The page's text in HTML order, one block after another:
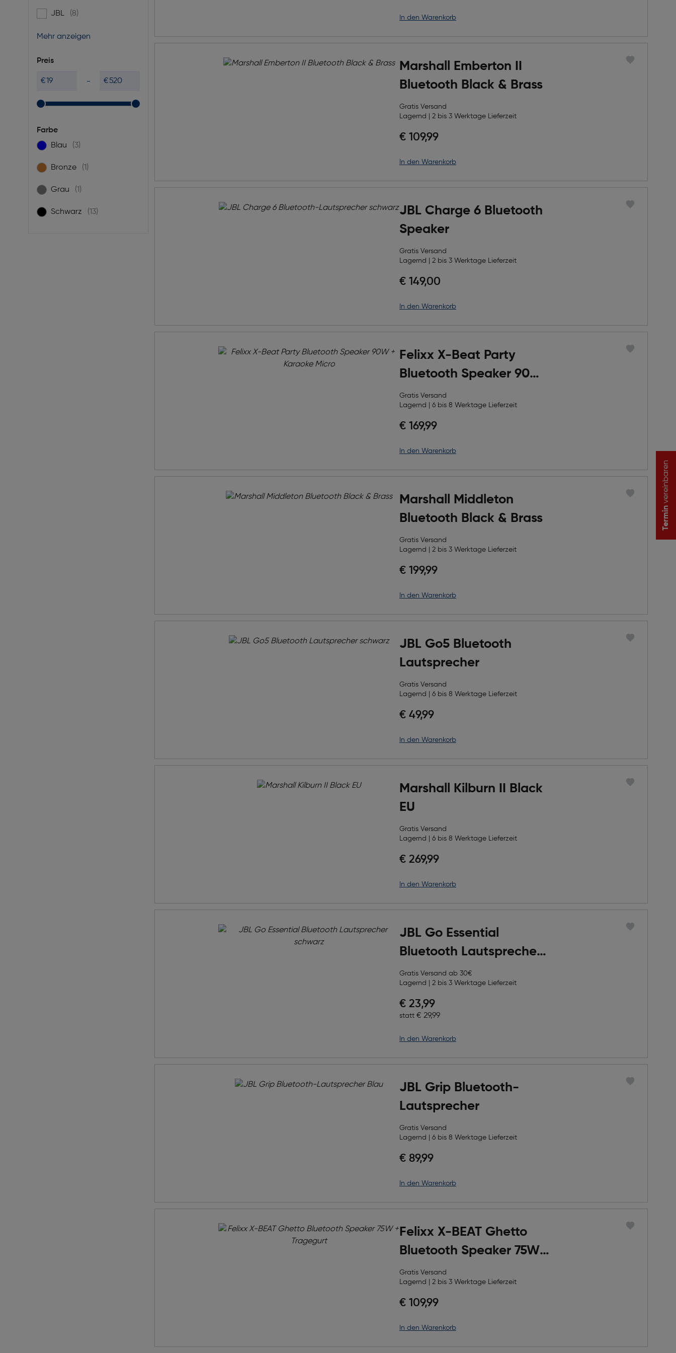
JBL (8)
Filtern nach Marke: JBL
Mehr anzeigen
Preis
€ €
Farbe
Blau
(3)
Filtern nach Farbe: Blau
Bronze (1)
Filtern nach Farbe: Bronze
Grau (1)
Filtern nach Farbe: Grau
Schwarz (13)
Filtern nach Farbe: Schwarz
in den Warenkorb
Marshall Emberton II
Bluetooth Black & Brass
Gratis Versand
Lagernd | 2 bis 3 Werktage Lieferzeit
€ 109,99
in den Warenkorb
JBL Charge 6 Bluetooth
Speaker
Gratis Versand
Lagernd | 2 bis 3 Werktage Lieferzeit
€ 149,00
in den Warenkorb
Felixx X-Beat Party
Bluetooth Speaker 90W
+ Karaoke Micro
Gratis Versand
Lagernd | 6 bis 8 Werktage Lieferzeit
€ 169,99
in den Warenkorb
Marshall Middleton
Bluetooth Black & Brass
Gratis Versand
Lagernd | 2 bis 3 Werktage Lieferzeit
€ 199,99
in den Warenkorb
JBL Go5 Bluetooth
Lautsprecher
Gratis Versand
Lagernd | 6 bis 8 Werktage Lieferzeit
€ 49,99
in den Warenkorb
Marshall Kilburn II Black
EU
Gratis Versand
Lagernd | 6 bis 8 Werktage Lieferzeit
€ 269,99
in den Warenkorb
JBL Go Essential
Bluetooth Lautsprecher
schwarz
Gratis Versand ab 30€
Lagernd | 2 bis 3 Werktage Lieferzeit
Preis nach Rabatts
€ 23,99
statt Ursprünglicher Preis
€ 29,99
in den Warenkorb
JBL Grip Bluetooth-
Lautsprecher
Gratis Versand
Lagernd | 6 bis 8 Werktage Lieferzeit
€ 89,99
in den Warenkorb
Felixx X-BEAT Ghetto
Bluetooth Speaker 75W +
Tragegurt
Gratis Versand
Lagernd | 2 bis 3 Werktage Lieferzeit
€ 109,99
in den Warenkorb
Termin
vereinbaren